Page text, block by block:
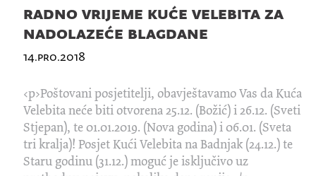
radno vrijeme kuće velebita za
nadolazeće blagdane
14.pro.2018
<p>Poštovani posjetitelji, obavještavamo Vas da Kuća
Velebita neće biti otvorena 25.12. (Božić) i 26.12. (Sveti
Stjepan), te 01.01.2019. (Nova godina) i 06.01. (Sveta
tri kralja)! Posjet Kući Velebita na Badnjak (24.12.) te
Staru godinu (31.12.) moguć je isključivo uz